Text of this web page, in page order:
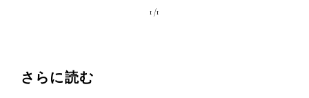
1 /1
さらに読む